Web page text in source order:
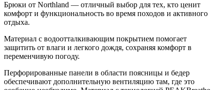
Брюки от Northland — отличный выбор для тех, кто ценит
комфорт и функциональность во время походов и активного
отдыха.
Материал с водоотталкивающим покрытием помогает
защитить от влаги и легкого дождя, сохраняя комфорт в
переменчивую погоду.
Перфорированные панели в области поясницы и бедер
обеспечивают дополнительную вентиляцию там, где это